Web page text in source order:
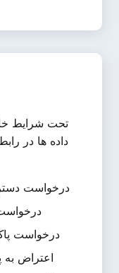
تحت شرایط
داده ها در
درخواست
درخواست
اعتراض